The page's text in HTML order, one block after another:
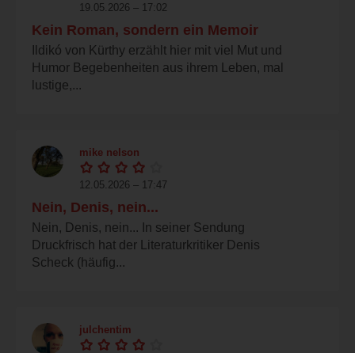
19.05.2026 – 17:02
Kein Roman, sondern ein Memoir
Ildikó von Kürthy erzählt hier mit viel Mut und
Humor Begebenheiten aus ihrem Leben, mal
lustige,...
mike nelson
12.05.2026 – 17:47
Nein, Denis, nein...
Nein, Denis, nein... In seiner Sendung
Druckfrisch hat der Literaturkritiker Denis
Scheck (häufig...
julchentim